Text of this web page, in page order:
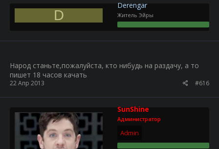
D
Derengar
Житель Эйры
Народ станьте,пожалуйста, кто нибудь на раздачу, а то
пишет 18 часов качать
22 Апр 2013 #616
SunShine
Администратор
Admin